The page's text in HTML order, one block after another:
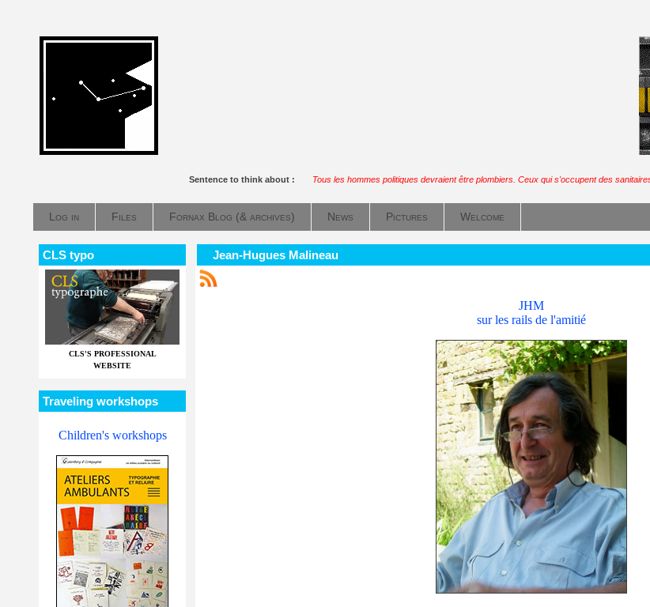
Sentence to think about : Tous les hommes politiques devraient être plombiers. Ceux qui s'occupent des
Log in Files Fornax Blog (& archives) News Pictures Welcome
CLS typo
CLS'S PROFESSIONAL
WEBSITE
Traveling workshops
Children's workshops
Jean-Hugues Malineau
JHM
sur les rails de l'amitié